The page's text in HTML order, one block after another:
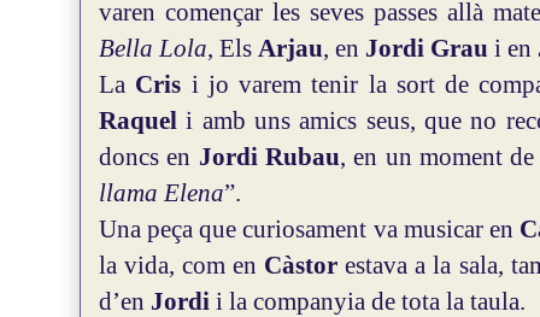
varen començar les seves passes allà
Bella Lola, Els Arjau, en Jordi Grau i en
La Cris i jo varem tenir la sort de
Raqueli amb uns amics seus, que no
doncs en Jordi Rubau, en un moment
llama Elena”.
Una peça que curiosament va musicar en
la vida, com en Càstorestava a la sala,
d’en Jordi i la companyia de tota la taula.